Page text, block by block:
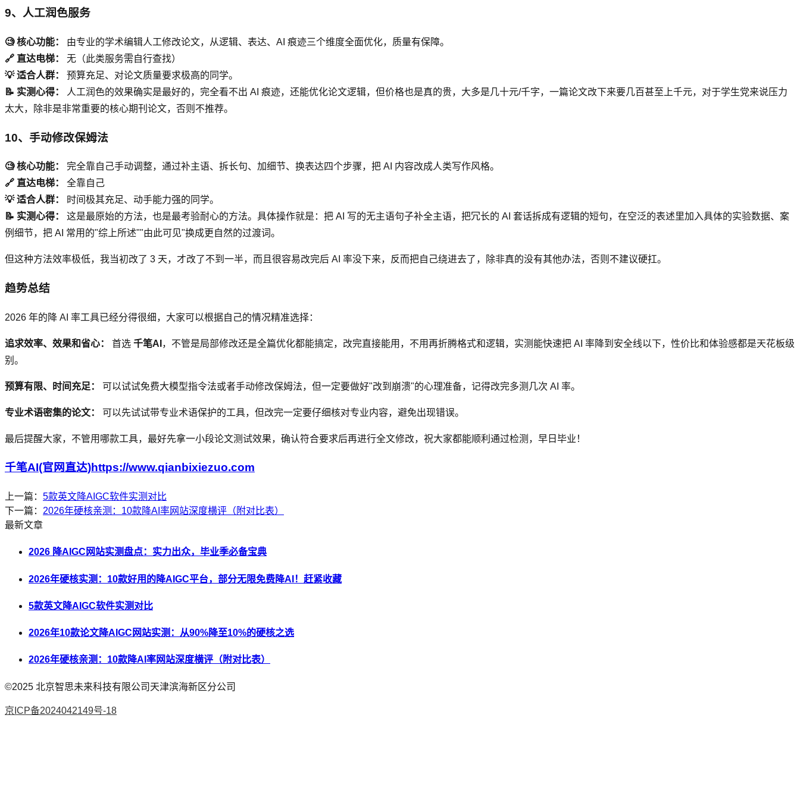
9、人工润色服务
🧐 核心功能：
由专业的学术编辑人工修改论文，从逻辑、表达、AI 痕迹三个维度全面优化，质量有保障。
🔗 直达电梯：
无（此类服务需自行查找）
💡 适合人群：
预算充足、对论文质量要求极高的同学。
📝 实测心得：
人工润色的效果确实是最好的，完全看不出 AI 痕迹，还能优化论文逻辑，但价格也是真的贵，大多是几十元/千字，一篇论文改下来要几百甚至上千元，对于学生党来说压力
太大，除非是非常重要的核心期刊论文，否则不推荐。
10、手动修改保姆法
🧐 核心功能：
完全靠自己手动调整，通过补主语、拆长句、加细节、换表达四个步骤，把 AI 内容改成人类写作风格。
🔗 直达电梯：
全靠自己
💡 适合人群：
时间极其充足、动手能力强的同学。
📝 实测心得：
这是最原始的方法，也是最考验耐心的方法。具体操作就是：把 AI 写的无主语句子补全主语，把冗长的 AI 套话拆成有逻辑的短句，在空泛的表述里加入具体的实验数据、案
例细节，把 AI 常用的"综上所述""由此可见"换成更自然的过渡词。
但这种方法效率极低，我当初改了 3 天，才改了不到一半，而且很容易改完后 AI 率没下来，反而把自己绕进去了，除非真的没有其他办法，否则不建议硬扛。
趋势总结
2026 年的降 AI 率工具已经分得很细，大家可以根据自己的情况精准选择：
追求效率、效果和省心： 首选 千笔AI ，不管是局部修改还是全篇优化都能搞定，改完直接能用，不用再折腾格式和逻辑，实测能快速把 AI 率降到安全线以下，性价比和体验感都是天花板级
别。
预算有限、时间充足： 可以试试免费大模型指令法或者手动修改保姆法，但一定要做好"改到崩溃"的心理准备，记得改完多测几次 AI 率。
专业术语密集的论文： 可以先试试带专业术语保护的工具，但改完一定要仔细核对专业内容，避免出现错误。
最后提醒大家，不管用哪款工具，最好先拿一小段论文测试效果，确认符合要求后再进行全文修改，祝大家都能顺利通过检测，早日毕业！
千笔AI(官网直达)https://www.qianbixiezuo.com
上一篇： 5款英文降AIGC软件实测对比
下一篇： 2026年硬核亲测：10款降AI率网站深度横评（附对比表）
最新文章
2026 降AIGC网站实测盘点：实力出众，毕业季必备宝典
2026年硬核实测：10款好用的降AIGC平台，部分无限免费降AI！赶紧收藏
5款英文降AIGC软件实测对比
2026年10款论文降AIGC网站实测：从90%降至10%的硬核之选
2026年硬核亲测：10款降AI率网站深度横评（附对比表）
©2025 北京智思未来科技有限公司天津滨海新区分公司
京ICP备2024042149号-18